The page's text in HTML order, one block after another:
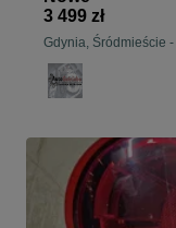
3 499 zł
Gdynia, Śródmieście -